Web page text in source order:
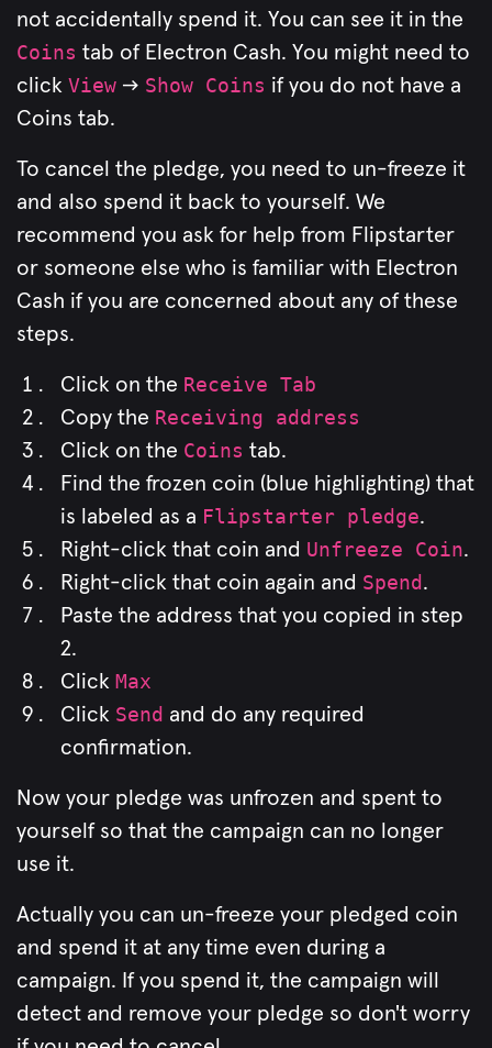
not accidentally spend it. You can see it in the
Coins tab of Electron Cash. You might need to
click View --> Show Coins if you do not have a
Coins tab.
To cancel the pledge, you need to un-freeze it
and also spend it back to yourself. We
recommend you ask for help from Flipstarter
or someone else who is familiar with Electron
Cash if you are concerned about any of these
steps.
Click on the Receive Tab
Copy the Receiving address
Click on the Coins tab.
Find the frozen coin (blue highlighting) that
is labeled as a Flipstarter pledge.
Right-click that coin and Unfreeze Coin.
Right-click that coin again and Spend .
Paste the address that you copied in step
2.
Click Max
Click Send and do any required
confirmation.
Now your pledge was unfrozen and spent to
yourself so that the campaign can no longer
use it.
Actually you can un-freeze your pledged coin
and spend it at any time even during a
campaign. If you spend it, the campaign will
detect and remove your pledge so don't worry